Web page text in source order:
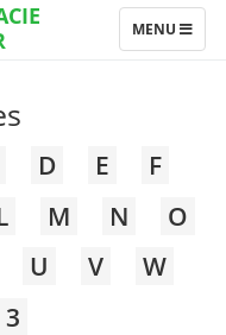
TOGGLE
NAVIGATION
MENU
D E
F
M N
O
U V
W
3